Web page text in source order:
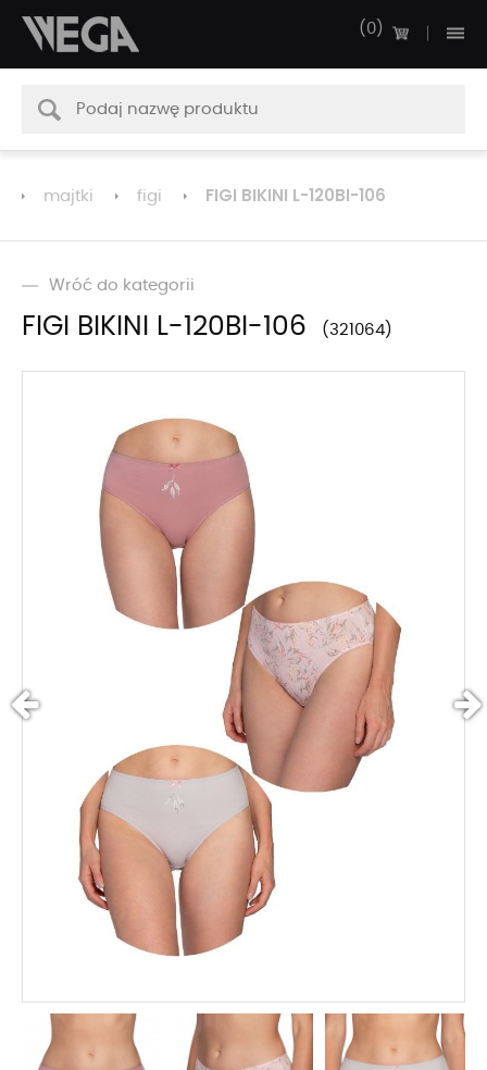
0
majtki figi FIGI BIKINI L-120BI-106
Wróć do kategorii
FIGI BIKINI L-120BI-106 321064